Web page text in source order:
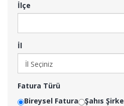
İlçe
İl
Fatura Türü
Bireysel Fatura
Şahıs